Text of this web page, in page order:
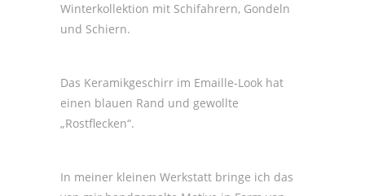
Winterkollektion mit Schifahrern, Gondeln
und Schiern.
Das Keramikgeschirr im Emaille-Look hat
einen blauen Rand und gewollte
„Rostflecken“.
In meiner kleinen Werkstatt bringe ich das